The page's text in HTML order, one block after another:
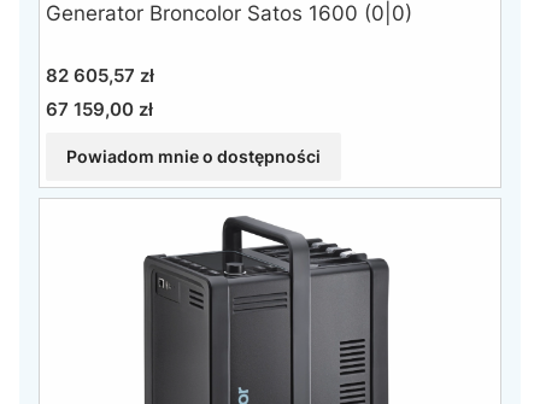
Generator Broncolor Satos 1600 (0|0)
Cena
82 605,57 zł
Cena
67 159,00 zł
Powiadom mnie o dostępności